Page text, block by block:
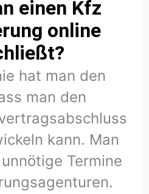
einen Kfz
online
hat man den
man den
kann. Man
Termine